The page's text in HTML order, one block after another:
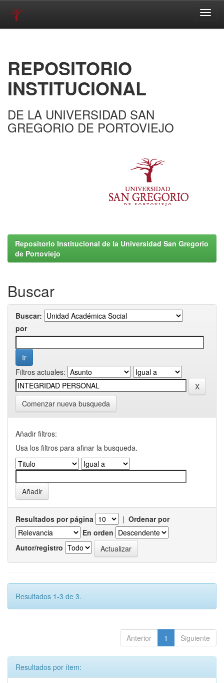
REPOSITORIO
INSTITUCIONAL
DE LA UNIVERSIDAD SAN
GREGORIO DE PORTOVIEJO
Repositorio Institucional de la Universidad San Gregorio
de Portoviejo
Buscar
Buscar:
por
Filtros actuales:
Comenzar nueva busqueda
Añadir filtros:
Usa los filtros para afinar la busqueda.
Resultados por página | Ordenar por
En orden
Autor/registro
Resultados 1-3 de 3.
Anterior 1 Siguiente
Resultados por ítem: